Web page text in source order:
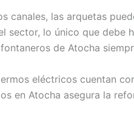
canales, las arquetas
sector, lo único que
de Atocha
eléctricos cuentan
en Atocha asegura la